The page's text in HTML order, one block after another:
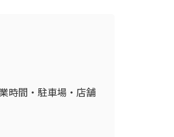
時間・駐車場・店舗